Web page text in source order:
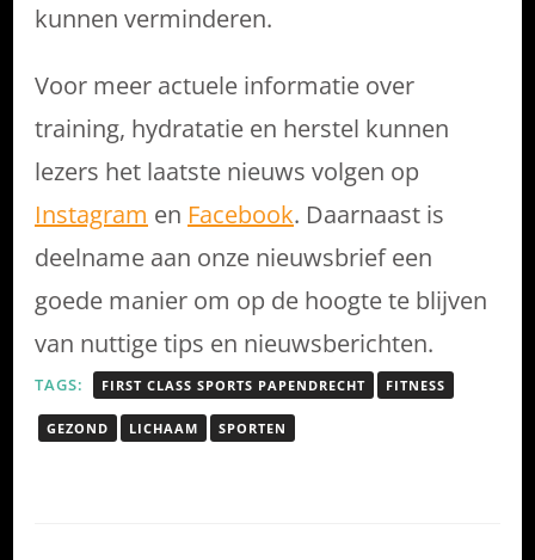
kunnen verminderen.
Voor meer actuele informatie over
training, hydratatie en herstel kunnen
lezers het laatste nieuws volgen op
Instagram en Facebook. Daarnaast is
deelname aan onze nieuwsbrief een
goede manier om op de hoogte te blijven
van nuttige tips en nieuwsberichten.
TAGS: FIRST CLASS SPORTS PAPENDRECHT FITNESS
GEZOND LICHAAM SPORTEN